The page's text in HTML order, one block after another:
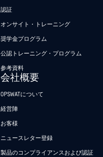
認証
オンサイト・トレーニング
奨学金プログラム
公認トレーニング・プログラム
参考資料
会社概要
OPSWATについて
経営陣
お客様
ニュースレター登録
製品のコンプライアンスおよび認証